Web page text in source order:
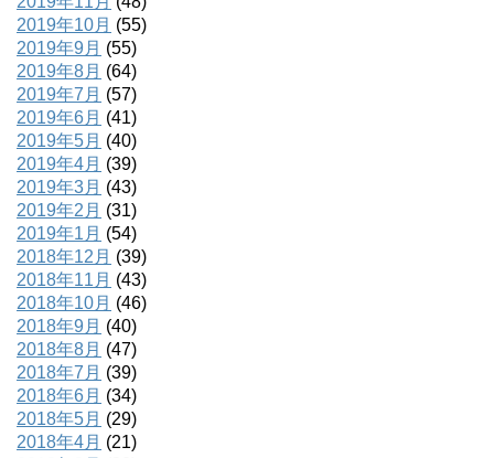
2019年10月 (55)
2019年9月 (55)
2019年8月 (64)
2019年7月 (57)
2019年6月 (41)
2019年5月 (40)
2019年4月 (39)
2019年3月 (43)
2019年2月 (31)
2019年1月 (54)
2018年12月 (39)
2018年11月 (43)
2018年10月 (46)
2018年9月 (40)
2018年8月 (47)
2018年7月 (39)
2018年6月 (34)
2018年5月 (29)
2018年4月 (21)